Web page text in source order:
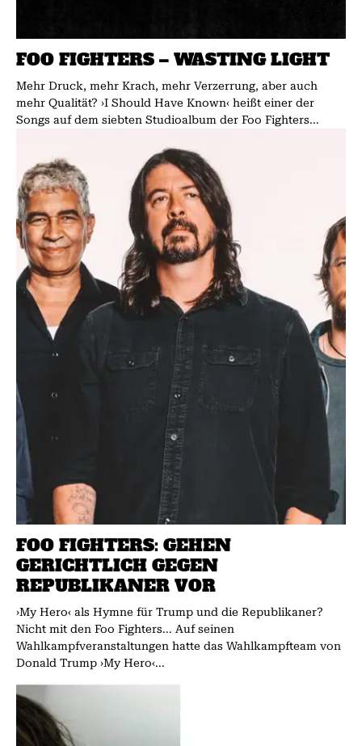
FOO FIGHTERS – WASTING LIGHT
Mehr Druck, mehr Krach, mehr Verzerrung, aber auch
mehr Qualität? ›I Should Have Known‹ heißt einer der
Songs auf dem siebten Studioalbum der Foo Fighters...
FOO FIGHTERS: GEHEN
GERICHTLICH GEGEN
REPUBLIKANER VOR
›My Hero‹ als Hymne für Trump und die Republikaner?
Nicht mit den Foo Fighters... Auf seinen
Wahlkampfveranstaltungen hatte das Wahlkampfteam von
Donald Trump ›My Hero‹...